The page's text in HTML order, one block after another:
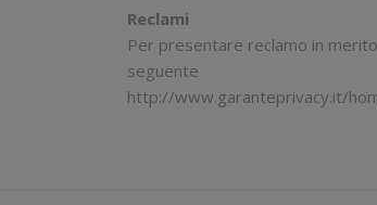
Reclami
Per presentare reclamo in
seguente
http://www.garanteprivacy.it/